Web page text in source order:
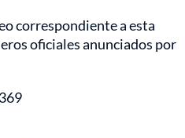
correspondiente a esta
oficiales anunciados por